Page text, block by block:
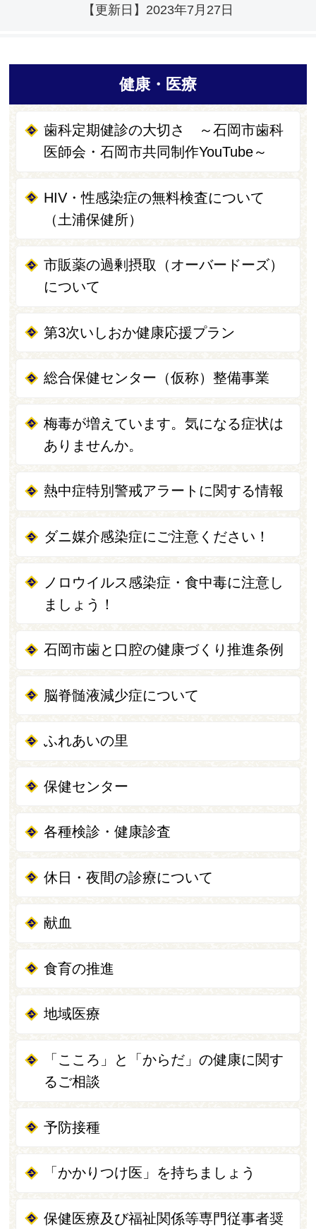
【更新日】 2023年7月27日
健康・医療
歯科定期健診の大切さ ～石岡市歯科
医師会・石岡市共同制作YouTube～
HIV・性感染症の無料検査について
（土浦保健所）
市販薬の過剰摂取（オーバードーズ）
について
第3次いしおか健康応援プラン
総合保健センター（仮称）整備事業
梅毒が増えています。気になる症状は
ありませんか。
熱中症特別警戒アラートに関する情報
ダニ媒介感染症にご注意ください！
ノロウイルス感染症・食中毒に注意し
ましょう！
石岡市歯と口腔の健康づくり推進条例
脳脊髄液減少症について
ふれあいの里
保健センター
各種検診・健康診査
休日・夜間の診療について
献血
食育の推進
地域医療
「こころ」と「からだ」の健康に関す
るご相談
予防接種
「かかりつけ医」を持ちましょう
保健医療及び福祉関係等専門従事者奨